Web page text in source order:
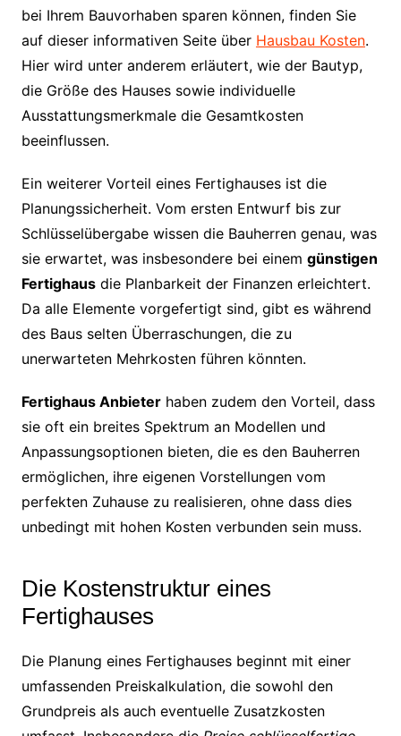
bei Ihrem Bauvorhaben sparen können, finden Sie
auf dieser informativen Seite über Hausbau Kosten.
Hier wird unter anderem erläutert, wie der Bautyp,
die Größe des Hauses sowie individuelle
Ausstattungsmerkmale die Gesamtkosten
beeinflussen.
Ein weiterer Vorteil eines Fertighauses ist die
Planungssicherheit. Vom ersten Entwurf bis zur
Schlüsselübergabe wissen die Bauherren genau, was
sie erwartet, was insbesondere bei einem günstigen
Fertighausdie Planbarkeit der Finanzen erleichtert.
Da alle Elemente vorgefertigt sind, gibt es während
des Baus selten Überraschungen, die zu
unerwarteten Mehrkosten führen könnten.
Fertighaus Anbieterhaben zudem den Vorteil, dass
sie oft ein breites Spektrum an Modellen und
Anpassungsoptionen bieten, die es den Bauherren
ermöglichen, ihre eigenen Vorstellungen vom
perfekten Zuhause zu realisieren, ohne dass dies
unbedingt mit hohen Kosten verbunden sein muss.
Die Kostenstruktur eines
Fertighauses
Die Planung eines Fertighauses beginnt mit einer
umfassenden Preiskalkulation, die sowohl den
Grundpreis als auch eventuelle Zusatzkosten